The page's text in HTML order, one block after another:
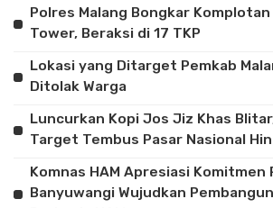
Polres Malang Bongkar
Tower, Beraksi di 17 TKP
Lokasi yang Ditarget Pemkab
Ditolak Warga
Luncurkan Kopi Jos Jiz Khas
Target Tembus Pasar Nasional
Komnas HAM Apresiasi Komitmen
Banyuwangi Wujudkan